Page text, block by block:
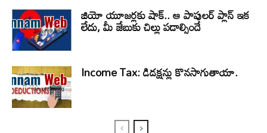
జియో యూజర్లకు షాక్.. ఆ పాపులర్ ప్లాన్ ఇక
లేదు, మీ జేబుకు చిల్లు పడాల్సిందే
Income Tax: డిడక్షన్లు కొనసాగుతాయా.